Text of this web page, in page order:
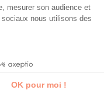
d'interagir avec les
OK pour moi !